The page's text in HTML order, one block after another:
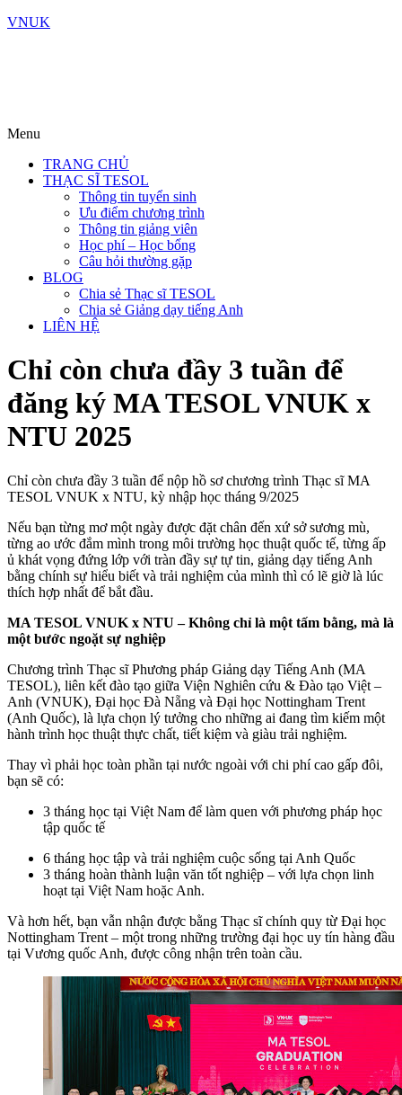
VNUK
Menu
TRANG CHỦ
THẠC SĨ TESOL
Thông tin tuyển sinh
Ưu điểm chương trình
Thông tin giảng viên
Học phí – Học bổng
Câu hỏi thường gặp
BLOG
Chia sẻ Thạc sĩ TESOL
Chia sẻ Giảng dạy tiếng Anh
LIÊN HỆ
Chỉ còn chưa đầy 3 tuần để
đăng ký MA TESOL VNUK x
NTU 2025
Chỉ còn chưa đầy 3 tuần để nộp hồ sơ chương trình Thạc sĩ MA
TESOL VNUK x NTU, kỳ nhập học tháng 9/2025
Nếu bạn từng mơ một ngày được đặt chân đến xứ sở sương mù,
từng ao ước đắm mình trong môi trường học thuật quốc tế, từng ấp
ủ khát vọng đứng lớp với tràn đầy sự tự tin, giảng dạy tiếng Anh
bằng chính sự hiểu biết và trải nghiệm của mình thì có lẽ giờ là lúc
thích hợp nhất để bắt đầu.
MA TESOL VNUK x NTU – Không chỉ là một tấm bằng, mà là
một bước ngoặt sự nghiệp
Chương trình Thạc sĩ Phương pháp Giảng dạy Tiếng Anh (MA
TESOL), liên kết đào tạo giữa Viện Nghiên cứu & Đào tạo Việt –
Anh (VNUK), Đại học Đà Nẵng và Đại học Nottingham Trent
(Anh Quốc), là lựa chọn lý tưởng cho những ai đang tìm kiếm một
hành trình học thuật thực chất, tiết kiệm và giàu trải nghiệm.
Thay vì phải học toàn phần tại nước ngoài với chi phí cao gấp đôi,
bạn sẽ có:
3 tháng học tại Việt Nam để làm quen với phương pháp học
tập quốc tế
6 tháng học tập và trải nghiệm cuộc sống tại Anh Quốc
3 tháng hoàn thành luận văn tốt nghiệp – với lựa chọn linh
hoạt tại Việt Nam hoặc Anh.
Và hơn hết, bạn vẫn nhận được bằng Thạc sĩ chính quy từ Đại học
Nottingham Trent – một trong những trường đại học uy tín hàng đầu
tại Vương quốc Anh, được công nhận trên toàn cầu.